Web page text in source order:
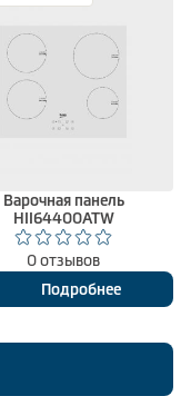
Варочная панель
HII64400ATW
0 отзывов
Подробнее